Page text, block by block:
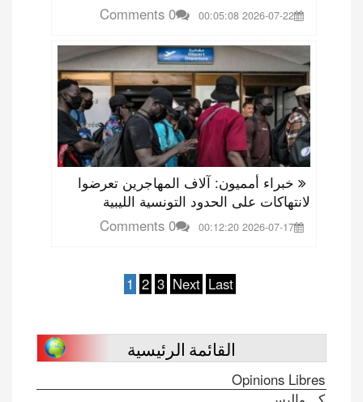
2026-07-22 00:05:08
0 Comments
خبراء أمميون: آلاف المهاجرين تعرضوا
لانتهاكات على الحدود التونسية الليبية
2026-07-17 00:12:20
0 Comments
1 2 3 Next Last
القائمة الرئيسية
Opinions Libres